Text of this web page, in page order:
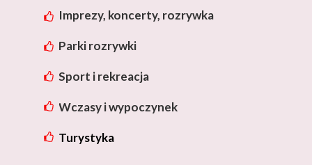
Imprezy, koncerty, rozrywka
Parki rozrywki
Sport i rekreacja
Wczasy i wypoczynek
Turystyka